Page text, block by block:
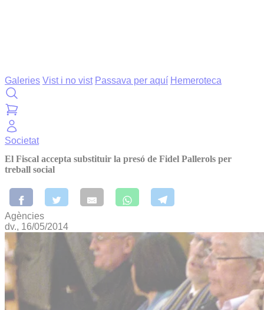
Galeries Vist i no vist Passava per aquí Hemeroteca
Societat
El Fiscal accepta substituir la presó de Fidel Pallerols per
treball social
Agències
dv., 16/05/2014